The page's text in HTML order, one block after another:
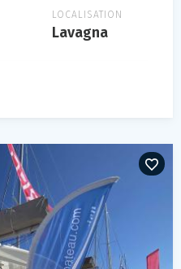
LOCALISATION
Lavagna